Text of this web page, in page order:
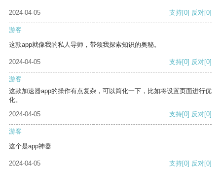
2024-04-05 支持[0] 反对[0]
游客
这款app就像我的私人导师，带领我探索知识的奥秘。
2024-04-05 支持[0] 反对[0]
游客
这款加速器app的操作有点复杂，可以简化一下，比如将设置页面进行优
化。
2024-04-05
支持[0] 反对[0]
游客
这个是app神器
2024-04-05 支持[0] 反对[0]